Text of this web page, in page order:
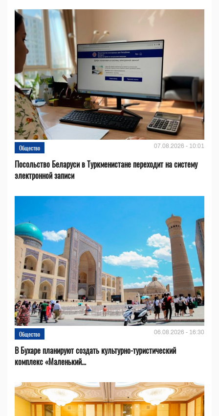
Общество 07.08.2026 - 10:01
Посольство Беларуси в Туркменистане переходит на систему
электронной записи
Общество 06.08.2026 - 16:30
В Бухаре планируют создать культурно-туристический
комплекс «Маленький...